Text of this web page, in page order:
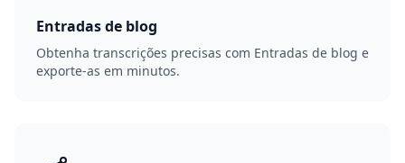
Entradas de blog
Obtenha transcrições precisas com Entradas de blog e
exporte-as em minutos.